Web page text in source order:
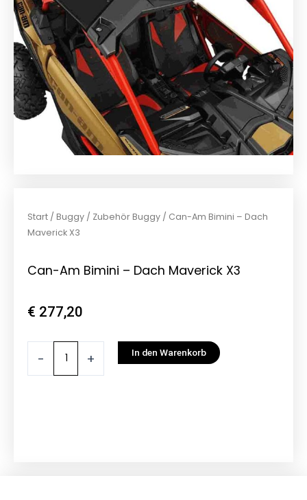
Start / Buggy / Zubehör Buggy / Can-Am Bimini – Dach
Maverick X3
Can-Am Bimini – Dach Maverick X3
€ 277,20
- + In den Warenkorb